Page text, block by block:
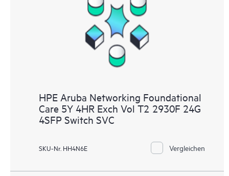
Supportinformationen, sodass jeder Ihrer IT-Mitarbeiter
kommerziell verfügbare, wichtige Informationen lokalisieren
HPE Aruba Networking Foundational
Care 5Y 4HR Exch Vol T2 2930F 24G
4SFP Switch SVC
SKU-Nr. HH4N6E Vergleichen